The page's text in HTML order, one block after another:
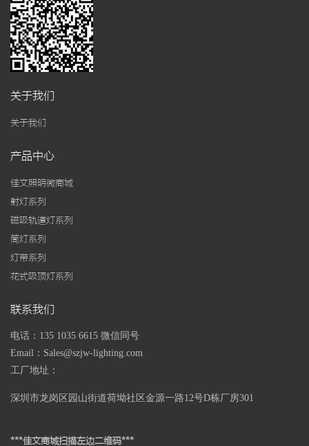
关于我们
关于我们
产品中心
佳文照明微商城
射灯系列
磁吸轨道灯系列
筒灯系列
灯带系列
花式吸顶灯系列
联系我们
电话：135 1035 6615 微信同号
Email：Sales@szjw-lighting.com
工厂地址：
深圳市龙岗区园山街道荷坳社区金源一路12号D栋厂房301
***佳文商城扫描左边二维码***